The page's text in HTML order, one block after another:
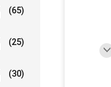
(65)
(25)
(30)